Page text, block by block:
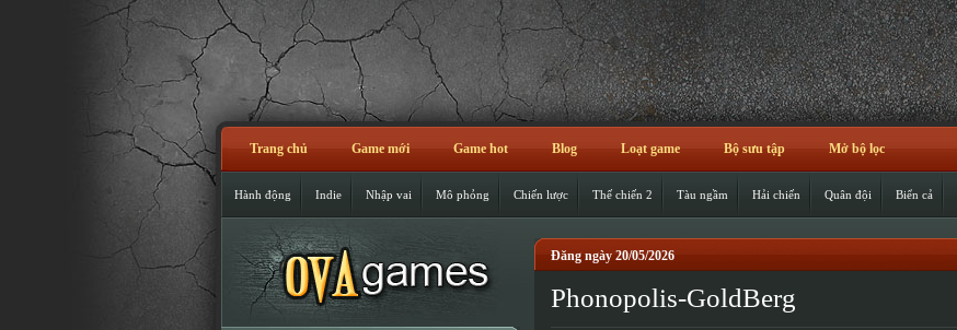
Trang chủ Game mới Game hot Blog Loạt game Bộ sưu tập Mở bộ lọc
Hành động Indie Nhập vai Mô phỏng Chiến lược Thế chiến 2 Tàu ngầm Hải chiến Quân đội Biển cả
Đăng ngày 20/05/2026
Phonopolis-GoldBerg